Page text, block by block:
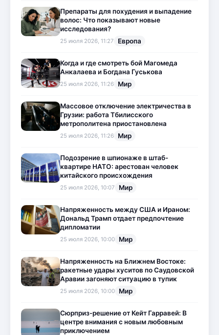
Препараты для похудения и выпадение
волос: Что показывают новые
исследования?
25 июля 2026, 11:27 Европа
Когда и где смотреть бой Магомеда
Анкалаева и Богдана Гуськова
25 июля 2026, 11:26 Мир
Массовое отключение электричества в
Грузии: работа Тбилисского
метрополитена приостановлена
25 июля 2026, 11:26 Мир
Подозрение в шпионаже в штаб-
квартире НАТО: арестован человек
китайского происхождения
25 июля 2026, 10:07 Мир
Напряженность между США и Ираном:
Дональд Трамп отдает предпочтение
дипломатии
25 июля 2026, 10:00 Мир
Напряженность на Ближнем Востоке:
ракетные удары хуситов по Саудовской
Аравии загоняют ситуацию в тупик
25 июля 2026, 10:00 Мир
Сюрприз-решение от Кейт Гарравей: В
центре внимания с новым любовным
приключением